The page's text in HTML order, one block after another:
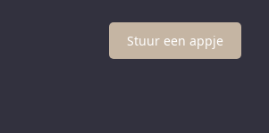
Stuur een appje